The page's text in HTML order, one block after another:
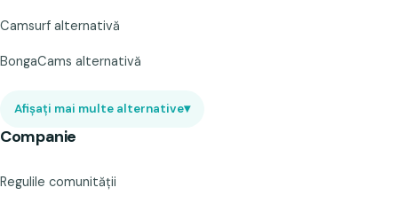
Camsurf alternativă
BongaCams alternativă
Afișați mai multe alternative▾
Companie
Regulile comunității